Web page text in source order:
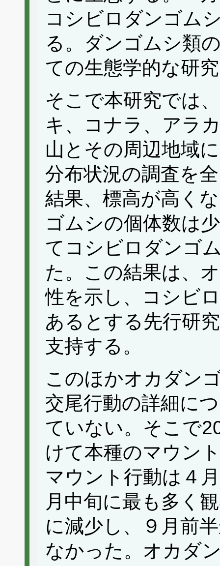
コシビロダンゴム
る。ダンゴムシ類
ての生態学的な研
そこで本研究では
キ、コナラ、アラ
山とその周辺地域
分布状況の調査を
結果、標高が高く
ゴムシの個体数は
てコシビロダンゴ
た。この結果は、
性を示し、コシビ
あるとする先行研
支持する。
このほかオカダン
交尾行動の詳細に
ていない。そこで
けて本種のマウン
マウント行動は４
月中旬に最も多く
に減少し、９月前
なかった。オカダ